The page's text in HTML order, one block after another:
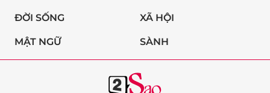
ĐỜI SỐNG XÃ HỘI
MẬT NGỮ SÀNH